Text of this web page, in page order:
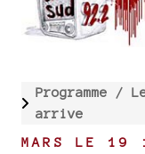
Programme /
arrive
MARS LE 19 :